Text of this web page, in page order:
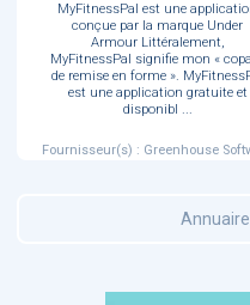
MyFitnessPal est une
conçue par la marque Under
Armour Littéralement,
MyFitnessPal signifie mon «
de remise en forme ».
est une application gratuite et
disponibl ...
Fournisseur(s) : Greenhouse